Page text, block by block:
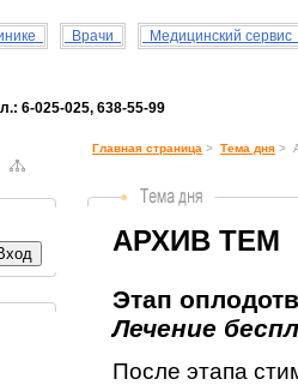
Врачи Медицинский сервис
6-025-025, 638-55-99
Главная страница > Тема дня >
АРХИВ ТЕМ
Этап
Лечение
После этапа